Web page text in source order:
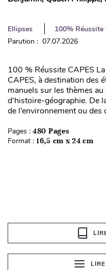
Ellipses
100% Réussite
Parution : 07.07.2026
100 % Réussite CAPES
CAPES, à destination des
manuels sur les thèmes
d’histoire-géographie. De
de l’environnement ou des
Pages : 480 Pages
Format : 16,5 cm x 24 cm